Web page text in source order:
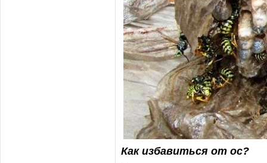
Как избавиться от ос?